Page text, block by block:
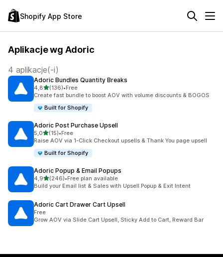
Shopify App Store
Aplikacje wg Adoric
4 aplikacje(-i)
Adoric Bundles Quantity Breaks
4,8na 5 gwiazdek
(136)
Łączna liczba recenzji: 136
•Free
Create fast bundle to boost AOV with volume discounts & BOGOS
Built for Shopify
Adoric Post Purchase Upsell
5,0na 5 gwiazdek
(15)
Łączna liczba recenzji: 15
•Free
Raise AOV via 1-Click Checkout upsells & Thank You page upsell
Built for Shopify
Adoric Popup & Email Popups
4,9na 5 gwiazdek
(246)
Łączna liczba recenzji: 246
•Free plan available
Build your Email list & Sales with Upsell Popup & Exit Intent
Adoric Cart Drawer Cart Upsell
Free
Grow AOV via Slide Cart Upsell, Sticky Add to Cart, Reward Bar